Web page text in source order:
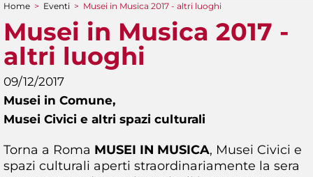
Tu sei qui
Home > Eventi > Musei in Musica 2017 - altri luoghi
Musei in Musica 2017 -
altri luoghi
09/12/2017
Musei in Comune,
Musei Civici e altri spazi culturali
Torna a Roma MUSEI IN MUSICA, Musei Civici e
spazi culturali aperti straordinariamente la sera